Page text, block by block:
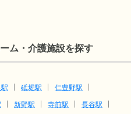
ム・介護施設を探す
砥堀駅
仁豊野駅
新野駅 寺前駅
長谷駅